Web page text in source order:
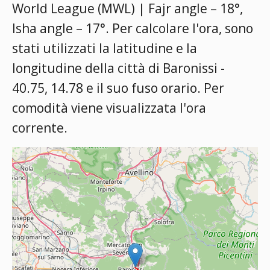
World League (MWL) | Fajr angle – 18°,
Isha angle – 17°. Per calcolare l'ora, sono
stati utilizzati la latitudine e la
longitudine della città di Baronissi -
40.75, 14.78 e il suo fuso orario. Per
comodità viene visualizzata l'ora
corrente.